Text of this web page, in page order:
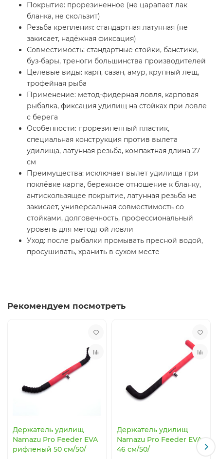
Покрытие: прорезиненное (не царапает лак
бланка, не скользит)
Резьба крепления: стандартная латунная (не
закисает, надёжная фиксация)
Совместимость: стандартные стойки, банстики,
буз-бары, треноги большинства производителей
Целевые виды: карп, сазан, амур, крупный лещ,
трофейная рыба
Применение: метод-фидерная ловля, карповая
рыбалка, фиксация удилищ на стойках при ловле
с берега
Особенности: прорезиненный пластик,
специальная конструкция против вылета
удилища, латунная резьба, компактная длина 27
см
Преимущества: исключает вылет удилища при
поклёвке карпа, бережное отношение к бланку,
антискользящее покрытие, латунная резьба не
закисает, универсальная совместимость со
стойками, долговечность, профессиональный
уровень для методной ловли
Уход: после рыбалки промывать пресной водой,
просушивать, хранить в сухом месте
Рекомендуем посмотреть
Держатель удилищ
Namazu Pro Feeder EVA
рифленый 50 см/50/
Держатель удилищ
Namazu Pro Feeder EVA
46 см/50/